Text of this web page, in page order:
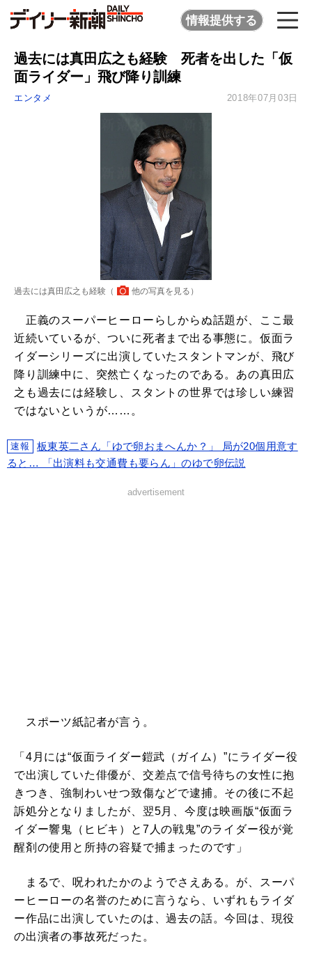
情報提供する
過去には真田広之も経験 死者を出した「仮
面ライダー」飛び降り訓練
エンタメ 2018年07月03日
過去には真田広之も経験（ 他の写真を見る ）
正義のスーパーヒーローらしからぬ話題が、ここ最
近続いているが、ついに死者まで出る事態に。仮面ラ
イダーシリーズに出演していたスタントマンが、飛び
降り訓練中に、突然亡くなったのである。あの真田広
之も過去には経験し、スタントの世界では珍しい練習
ではないというが……。
速報
板東英二さん「ゆで卵おまへんか？」 局が20個用意す
ると… 「出演料も交通費も要らん」のゆで卵伝説
advertisement
スポーツ紙記者が言う。
「4月には“仮面ライダー鎧武（ガイム）”にライダー役
で出演していた俳優が、交差点で信号待ちの女性に抱
きつき、強制わいせつ致傷などで逮捕。その後に不起
訴処分となりましたが、翌5月、今度は映画版“仮面ラ
イダー響鬼（ヒビキ）と7人の戦鬼”のライダー役が覚
醒剤の使用と所持の容疑で捕まったのです」
まるで、呪われたかのようでさえある。が、スーパ
ーヒーローの名誉のために言うなら、いずれもライダ
ー作品に出演していたのは、過去の話。今回は、現役
の出演者の事故死だった。